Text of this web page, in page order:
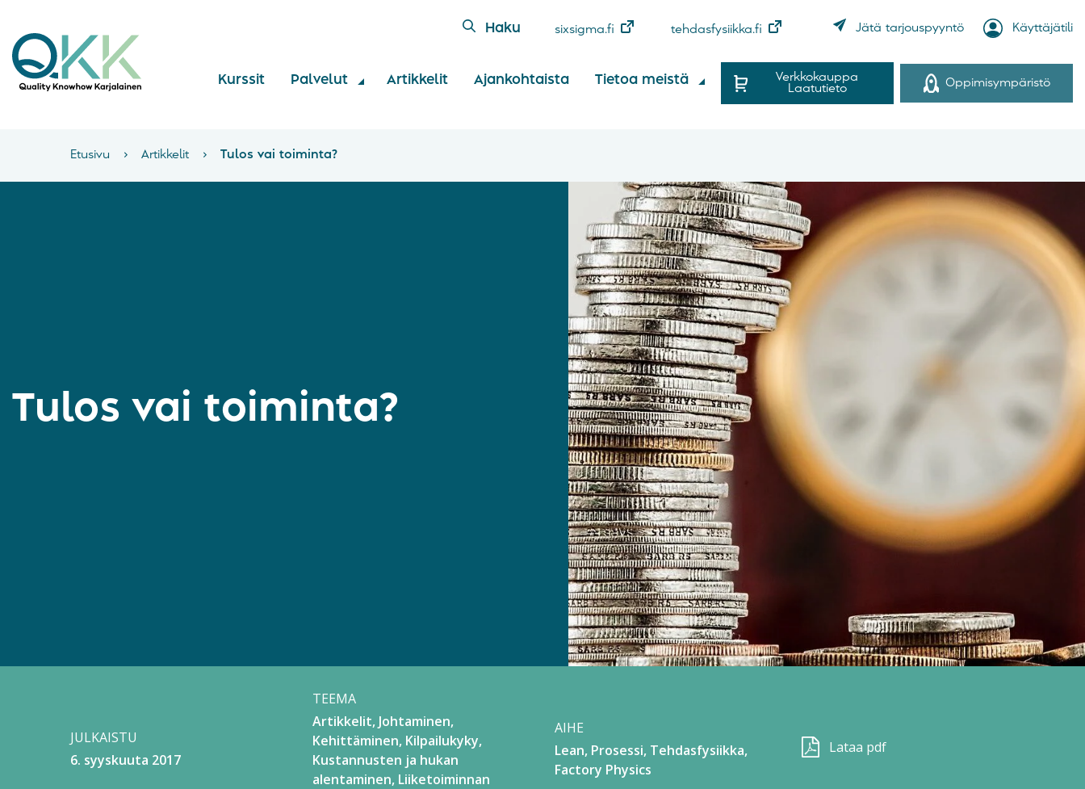
Haku sixsigma.fi tehdasfysiikka.fi Jätä tarjouspyyntö Käyttäjätili
Kurssit Palvelut Artikkelit Ajankohtaista Tietoa meistä
Verkkokauppa
Laatutieto
Oppimisympäristö
Etusivu › Artikkelit › Tulos vai toiminta?
Tulos vai toiminta?
JULKAISTU
6. syyskuuta 2017
TEEMA
Artikkelit Johtaminen
Kehittäminen Kilpailukyky
Kustannusten ja hukan
alentaminen Liiketoiminnan
AIHE
Lean Prosessi Tehdasfysiikka,
Factory Physics
Lataa pdf